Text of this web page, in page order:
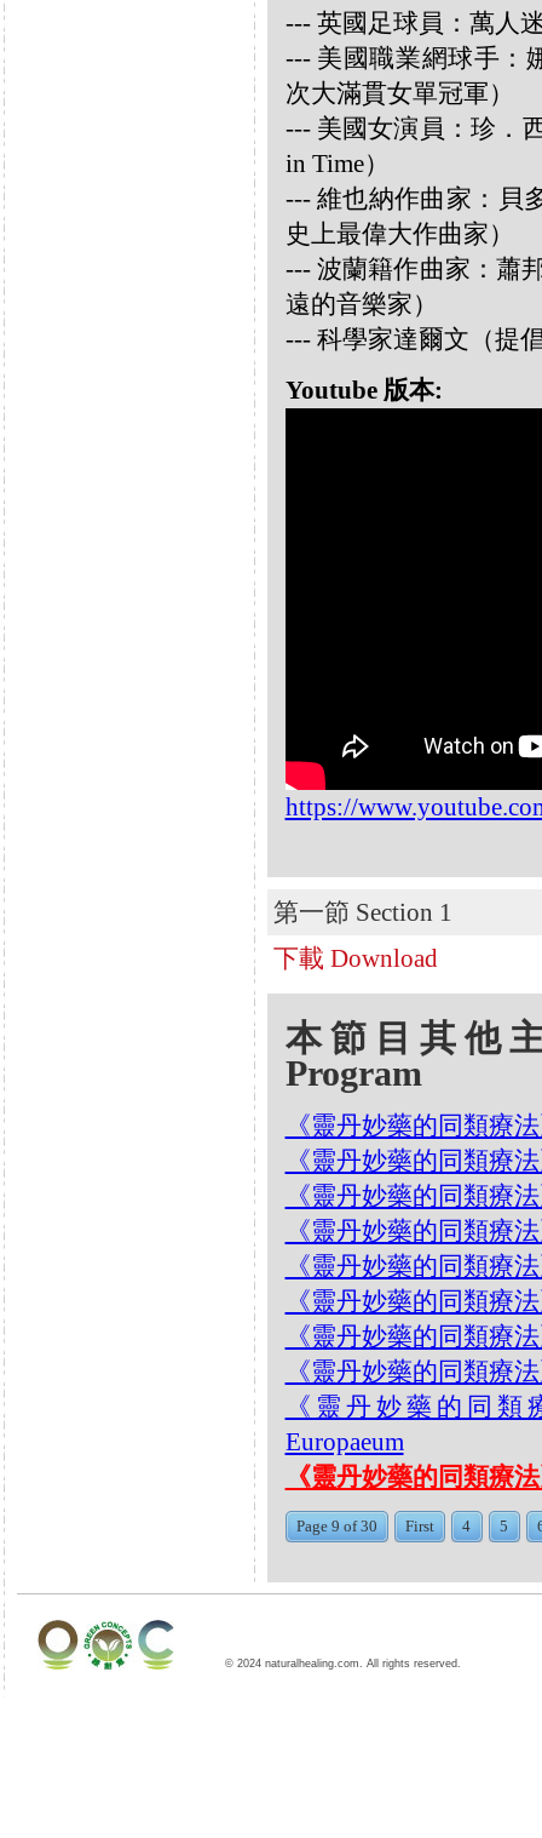
--- 英國足球員：萬人
--- 美國職業網球手：
次大滿貫女單冠軍）
--- 美國女演員：珍．
in Time）
--- 維也納作曲家：貝
史上最偉大作曲家）
--- 波蘭籍作曲家：蕭
遠的音樂家）
--- 科學家達爾文（提
Youtube 版本:
https://
第一節 Section 1
下載 Download
本節目其他
Program
《靈丹妙藥的同類療
《靈丹妙藥的同類療
《靈丹妙藥的同類療
《靈丹妙藥的同類療
《靈丹妙藥的同類療
《靈丹妙藥的同類療
《靈丹妙藥的同類療
《靈丹妙藥的同類療
《靈丹妙藥的同類
Europaeum
《靈丹妙藥的同類療
Page 9 of 30 First 4 5
© 2024 naturalhealing.com. All rights reserved.